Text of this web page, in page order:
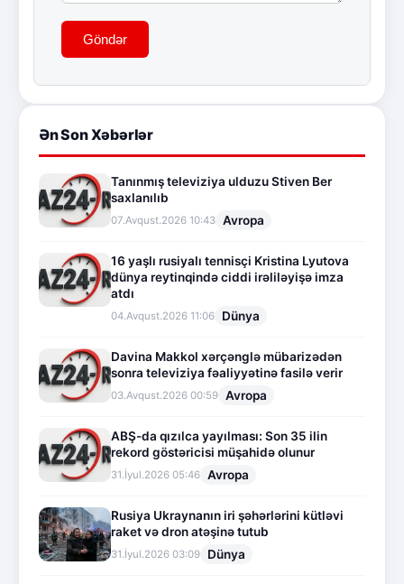
Göndər
Ən Son Xəbərlər
Tanınmış televiziya ulduzu Stiven Ber
saxlanılıb
07.Avqust.2026 10:43 Avropa
16 yaşlı rusiyalı tennisçi Kristina Lyutova
dünya reytinqində ciddi irəliləyişə imza
atdı
04.Avqust.2026 11:06 Dünya
Davina Makkol xərçənglə mübarizədən
sonra televiziya fəaliyyətinə fasilə verir
03.Avqust.2026 00:59 Avropa
ABŞ-da qızılca yayılması: Son 35 ilin
rekord göstəricisi müşahidə olunur
31.İyul.2026 05:46 Avropa
Rusiya Ukraynanın iri şəhərlərini kütləvi
raket və dron atəşinə tutub
31.İyul.2026 03:09 Dünya